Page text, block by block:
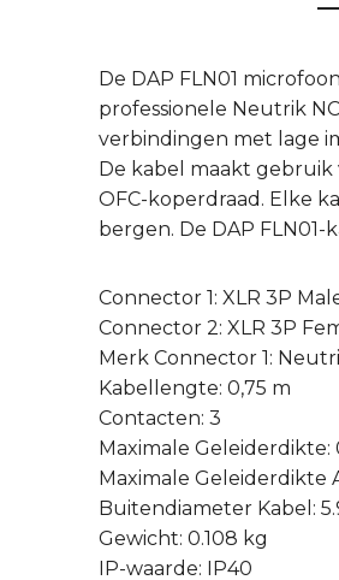
De DAP FLN01
professionele Neutrik
verbindingen met lage
De kabel maakt gebruik
OFC-koperdraad. Elke
bergen. De DAP
Connector 1: XLR 3P
Connector 2: XLR 3P
Merk Connector 1:
Kabellengte: 0,75 m
Contacten: 3
Maximale Geleiderdikte:
Maximale Geleiderdikte
Buitendiameter Kabel:
Gewicht: 0.108 kg
IP-waarde: IP40